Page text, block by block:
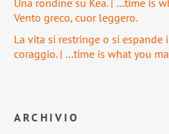
Vento greco, cuor leggero.
La vita si restringe o si
coraggio. | …time is what you
ARCHIVIO